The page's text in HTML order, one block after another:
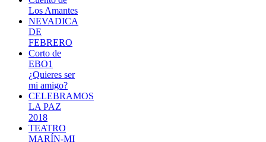
Los Amantes
NEVADICA
DE
FEBRERO
Corto de
EBO1
¿Quieres ser
mi amigo?
CELEBRAMOS
LA PAZ
2018
TEATRO
MARÍN-MI